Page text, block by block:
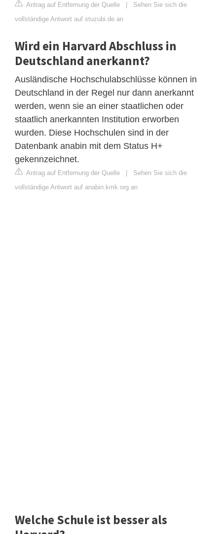
Antrag auf Entfernung der Quelle | Sehen Sie sich die
vollständige Antwort auf stuzubi.de an
Wird ein Harvard Abschluss in
Deutschland anerkannt?
Ausländische Hochschulabschlüsse können in
Deutschland in der Regel nur dann anerkannt
werden, wenn sie an einer staatlichen oder
staatlich anerkannten Institution erworben
wurden. Diese Hochschulen sind in der
Datenbank anabin mit dem Status H+
gekennzeichnet.
Antrag auf Entfernung der Quelle | Sehen Sie sich die
vollständige Antwort auf anabin.kmk.org an
Welche Schule ist besser als